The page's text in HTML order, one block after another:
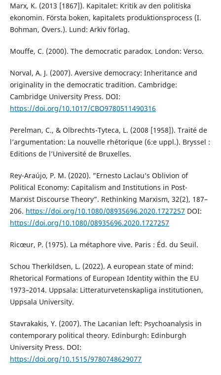
Marx, K. (2013 [1867]). Kapitalet: Kritik av den politiska
ekonomin. Första boken, kapitalets produktionsprocess (I.
Bohman, Övers.). Lund: Arkiv förlag.
Mouffe, C. (2000). The democratic paradox. London: Verso.
Norval, A. J. (2007). Aversive democracy: Inheritance and
originality in the democratic tradition. Cambridge:
Cambridge University Press. DOI:
https://doi.org/10.1017/CBO9780511490316
Perelman, C., & Olbrechts-Tyteca, L. (2008 [1958]). Traité de
l’argumentation: La nouvelle rhétorique (6:e uppl.). Bryssel :
Editions de l’Université de Bruxelles.
Rey-Araújo, P. M. (2020). ”Ernesto Laclau’s Oblivion of
Political Economy: Capitalism and Institutions in Post-
Marxist Discourse Theory”. Rethinking Marxism, 32(2), 187–
206. https://doi.org/10.1080/08935696.2020.1727257 DOI:
https://doi.org/10.1080/08935696.2020.1727257
Ricœur, P. (1975). La métaphore vive. Paris : Éd. du Seuil.
Schou Therkildsen, L. (2022). A european state of mind:
Rhetorical Formations of European Identity within the EU
1973–2014. Uppsala: Litteraturvetenskapliga institutionen,
Uppsala University.
Stavrakakis, Y. (2007). The Lacanian left: Psychoanalysis in
contemporary political theory. Edinburgh: Edinburgh
University Press. DOI:
https://doi.org/10.1515/9780748629077